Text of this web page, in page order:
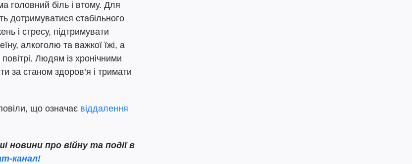
головний біль і втому. Для
дотримуватися стабільного
і стресу, підтримувати
алкоголю та важкої їжі, а
Людям із хронічними
за станом здоров’я і тримати
що означає віддалення
про війну та події в
канал!